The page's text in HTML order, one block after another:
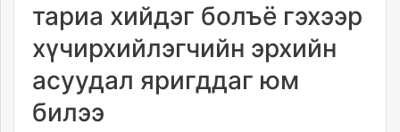
Gogo.mn
caak.mn
news.mn
zindaa.mn
Baabar.mn
tovch.mn
тариа хийдэг болъё гэхээр
хүчирхийлэгчийн эрхийн
асуудал яригддаг юм
билээ